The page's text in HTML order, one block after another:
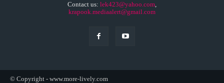
Contact us: lek423@yahoo.com,
krapook.mediaalert@gmail.com
© Copyright - www.more-lively.com